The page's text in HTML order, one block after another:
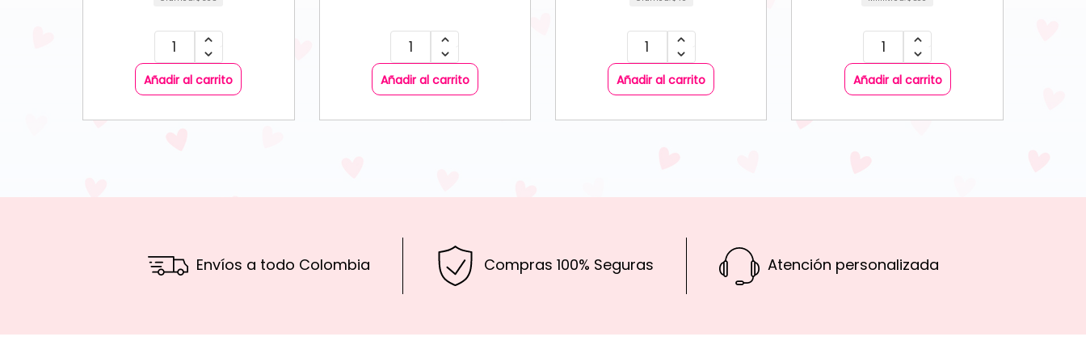
Añadir al carrito Añadir al carrito Añadir al carrito Añadir al carrito
Envíos a todo Colombia Compras 100% Seguras Atención personalizada